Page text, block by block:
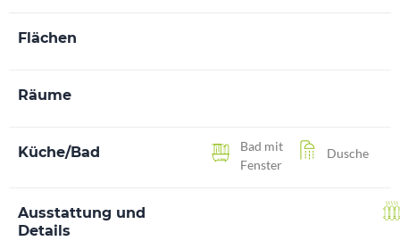
Flächen
Räume
Küche/Bad
Bad mit
Fenster
Dusche
Ausstattung und
Details